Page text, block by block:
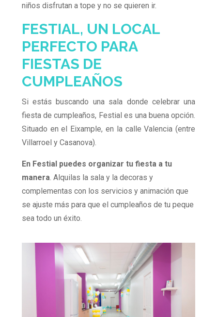
niños disfrutan a tope y no se quieren ir.
FESTIAL, UN LOCAL
PERFECTO PARA
FIESTAS DE
CUMPLEAÑOS
Si estás buscando una sala donde celebrar una
fiesta de cumpleaños, Festial es una buena opción.
Situado en el Eixample, en la calle Valencia (entre
Villarroel y Casanova).
En Festial puedes organizar tu fiesta a tu
manera. Alquilas la sala y la decoras y
complementas con los servicios y animación que
se ajuste más para que el cumpleaños de tu peque
sea todo un éxito.